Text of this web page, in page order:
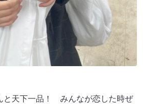
と天下一品！ みんなが恋した時ぜ